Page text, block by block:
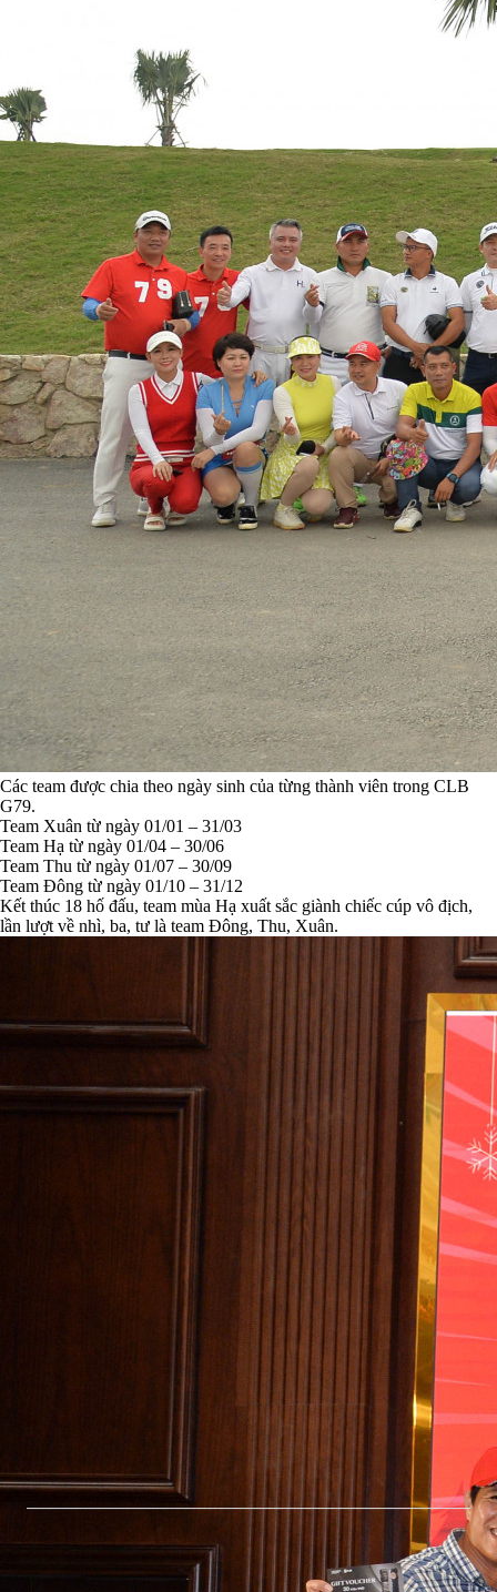
Các team được chia theo ngày sinh của từng thành viên trong CLB
G79.
Team Xuân từ ngày 01/01 – 31/03
Team Hạ từ ngày 01/04 – 30/06
Team Thu từ ngày 01/07 – 30/09
Team Đông từ ngày 01/10 – 31/12
Kết thúc 18 hố đấu, team mùa Hạ xuất sắc giành chiếc cúp vô địch,
lần lượt về nhì, ba, tư là team Đông, Thu, Xuân.